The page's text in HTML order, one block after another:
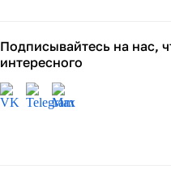
Подписывайтесь на нас,
интересного